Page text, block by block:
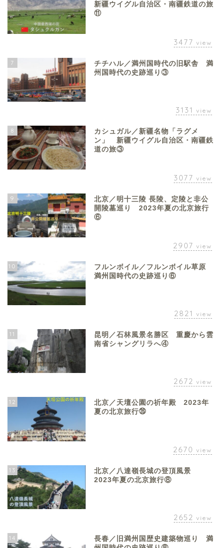
新疆ウイグル自治区・南疆鉄道の旅
⑪
3477 view
7
チチハル／満州国時代の旧駅舎 満
州国時代の史跡巡り③
3131 view
8
カシュガル／新疆名物「ラグメ
ン」 新疆ウイグル自治区・南疆鉄
道の旅③
3077 view
9
北京／明十三陵 長陵、定陵と非公
開陵墓巡り 2023年夏の北京旅行
⑥
2907 view
10
フルンボイル／フルンボイル草原
満州国時代の史跡巡り⑥
2821 view
11
昆明／石林風景名勝区 重慶から雲
南省シャングリラへ④
2672 view
12
北京／天壇公園の祈年殿 2023年
夏の北京旅行㉖
2670 view
13
北京／八達嶺長城の登頂風景
2023年夏の北京旅行⑧
2652 view
14
長春／旧満州国歴史建築物巡り 満